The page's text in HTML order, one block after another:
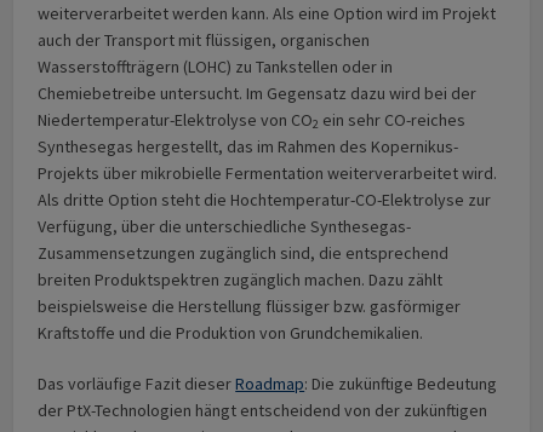
weiterverarbeitet werden kann. Als eine Option wird im Projekt
auch der Transport mit flüssigen, organischen
Wasserstoffträgern (LOHC) zu Tankstellen oder in
Chemiebetreibe untersucht. Im Gegensatz dazu wird bei der
Niedertemperatur-Elektrolyse von CO2 ein sehr CO-reiches
Synthesegas hergestellt, das im Rahmen des Kopernikus-
Projekts über mikrobielle Fermentation weiterverarbeitet wird.
Als dritte Option steht die Hochtemperatur-CO-Elektrolyse zur
Verfügung, über die unterschiedliche Synthesegas-
Zusammensetzungen zugänglich sind, die entsprechend
breiten Produktspektren zugänglich machen. Dazu zählt
beispielsweise die Herstellung flüssiger bzw. gasförmiger
Kraftstoffe und die Produktion von Grundchemikalien.
Das vorläufige Fazit dieserRoadmap: Die zukünftige Bedeutung
der PtX-Technologien hängt entscheidend von der zukünftigen